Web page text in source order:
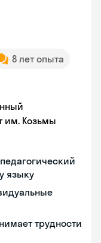
8 лет опыта
им. Козьмы
языку
трудности